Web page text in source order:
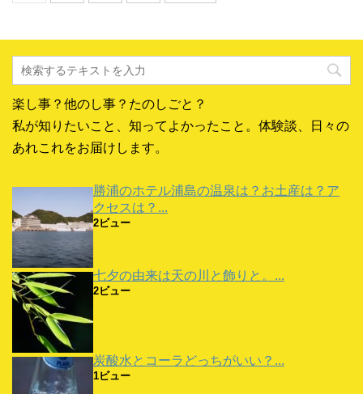
楽し事？他のし事？たのしごと？
私が知りたいこと、知ってよかったこと。体験談、日々の
あれこれをお届けします。
勝浦のホテル浦島の温泉は？お土産は？ア
クセスは？...
2ビュー
七夕の由来は天の川と飾りと。...
2ビュー
炭酸水とコーラどっちがいい？...
1ビュー